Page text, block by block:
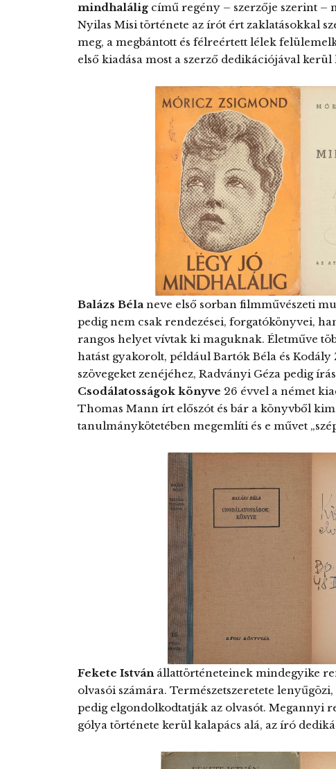
mindhalálig című regény – szerzője szerint –
Nyilas Misi története az írót ért zaklatásokkal
meg, a megbántott és félreértett lélek
első kiadása most a szerző dedikációjával kerül
Balázs Béla neve első sorban filmművészeti
pedig nem csak rendezései, forgatókönyvei,
rangos helyet vívtak ki maguknak. Életműve
hatást gyakorolt, például Bartók Béla és
szövegeket zenéjéhez, Radványi Géza pedig
Csodálatosságok könyve 26 évvel a német
Thomas Mann írt előszót és bár a könyvből
tanulmánykötetében megemlíti és e művet
Fekete Istvánállattörténeteinek mindegyike
olvasói számára. Természetszeretete
pedig elgondolkodtatják az olvasót. Megannyi
gólya története kerül kalapács alá, az író